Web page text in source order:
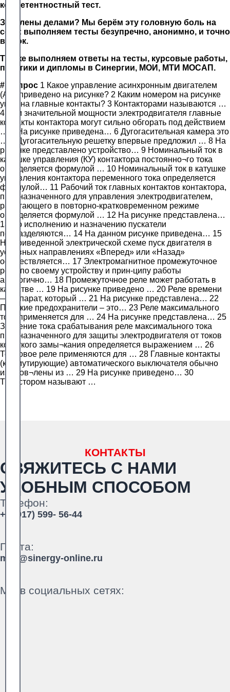
компетентностный тест.
Завалены делами? Мы берём эту головную боль на
себя: выполняем тесты безупречно, анонимно, и точно
в срок.
Так же выполняем ответы на тесты, курсовые работы,
практики и дипломы в Синергии, МОИ, МТИ МОСАП.
#
Вопрос 1 Какое управление асинхронным двигателем
(АД) приведено на рисунке? 2 Каким номером на рисунке
указана главные контакты? 3 Контакторами называются …
4 При значительной мощности электродвигателя главные
контакты контактора могут сильно обгорать под действием
… 5 На рисунке приведена… 6 Дугогасительная камера это
… 7 Дугогасительную решетку впервые предложил … 8 На
рисунке представлено устройство… 9 Номинальный ток в
катушке управления (КУ) контактора постоянно¬го тока
определяется формулой … 10 Номинальный ток в катушке
управления контактора переменного тока определяется
формулой… 11 Рабочий ток главных контактов контактора,
предназначенного для управления электродвигателем,
работающего в повторно-кратковременном режиме
определяется формулой … 12 На рисунке представлена…
13 По исполнению и назначению пускатели
подразделяются… 14 На данном рисунке приведена… 15
На приведенной электрической схеме пуск двигателя в
условных направлениях «Вперед» или «Назад»
осуществляется… 17 Электромагнитное промежуточное
реле по своему устройству и прин-ципу работы
аналогично… 18 Промежуточное реле может работать в
качестве … 19 На рисунке приведено … 20 Реле времени
— аппарат, который … 21 На рисунке представлена… 22
Плавкие предохранители – это… 23 Реле максимального
тока применяется для … 24 На рисунке представлена… 25
Значение тока срабатывания реле максимального тока
предназначенного для защиты электродвигателя от токов
короткого замы¬кания определяется выражением … 26
Тепловое реле применяются для … 28 Главные контакты
(коммутирующие) автоматического выключателя обычно
изготов¬лены из … 29 На рисунке приведено… 30
Тиристором называют …
КОНТАКТЫ
СВЯЖИТЕСЬ С НАМИ
УДОБНЫМ СПОСОБОМ
Телефон:
+7 (917) 599- 56-44
Почта:
mail@sinergy-online.ru
Мы в социальных сетях: